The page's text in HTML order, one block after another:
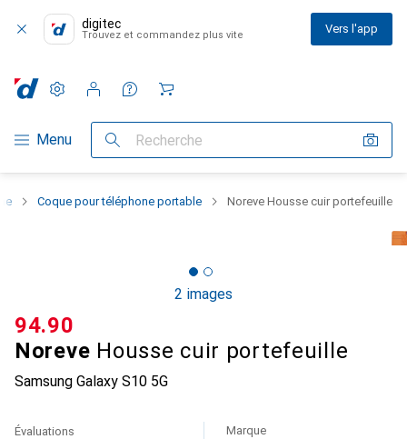
digitec
Trouvez et commandez plus vite Vers l'app
Navigation par catégorie
Menu Recherche
Paramètres
Compte client
Listes de comparaison
Listes d'envies
Panier
Coque pour téléphone portable Noreve Housse cuir portefeuille
2 images
Noreve Housse cuir portefeuille
Samsung Galaxy S10 5G
CHF
94.90
Évaluations Marque